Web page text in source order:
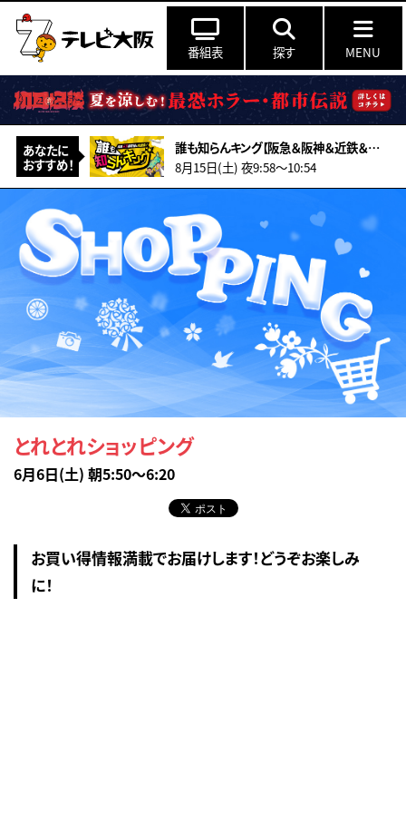
番組表 探す MENU
あなたに
おすすめ！
誰も知らんキング【阪急＆阪神＆近鉄＆南海＆メトロ…鉄道ミステリー2026夏】
8月15日(土) 夜9:58〜10:54
とれとれショッピング
6月6日(土) 朝5:50～6:20
お買い得情報満載でお届けします！どうぞお楽しみ
に！